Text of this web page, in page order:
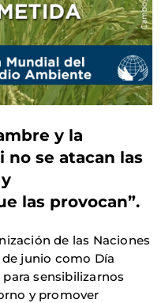
y la
no se atacan las
las provocan”.
de las Naciones
junio como Día
sensibilizarnos
y promover